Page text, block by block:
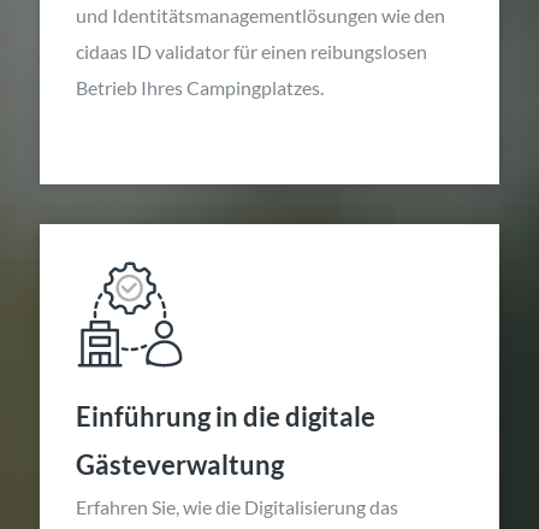
und Identitätsmanagementlösungen wie den
cidaas ID validator für einen reibungslosen
Betrieb Ihres Campingplatzes.
Einführung in die digitale
Gästeverwaltung
Erfahren Sie, wie die Digitalisierung das